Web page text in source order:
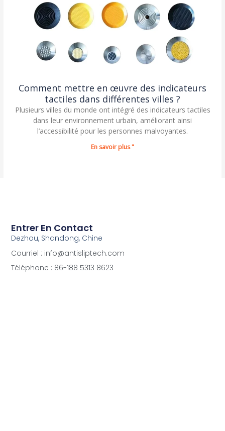
Comment mettre en œuvre des indicateurs
tactiles dans différentes villes ?
Plusieurs villes du monde ont intégré des indicateurs tactiles
dans leur environnement urbain, améliorant ainsi
l’accessibilité pour les personnes malvoyantes.
En savoir plus "
Entrer En Contact
Dezhou, Shandong, Chine
Courriel : info@antisliptech.com
Téléphone : 86-188 5313 8623